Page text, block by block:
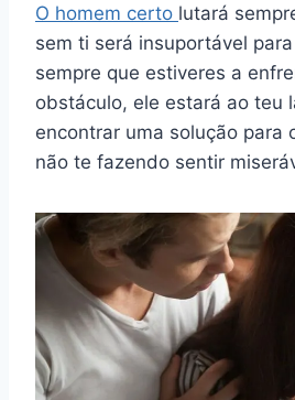
O homem certo lutará
sem ti será insuportável
sempre que estiveres a
obstáculo, ele estará ao teu
encontrar uma solução para
não te fazendo sentir